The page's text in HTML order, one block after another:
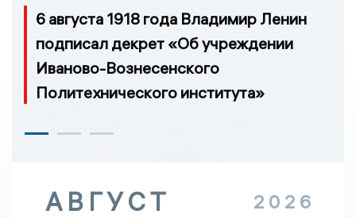
6 августа 1918 года Владимир Ленин
подписал декрет «Об учреждении
Иваново-Вознесенского
Политехнического института»
АВГУСТ 2026